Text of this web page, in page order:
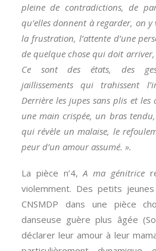
pleine de contradictions, de
qu’elles donnent à regarder, on
la frustration, l’attente d’une
de quelque chose qui doit
Ce sont des états, des
jaillissements qui trahissent
Derrière les jupes sans plis et les
une main crispée, un bras
qui révèle un malaise, le
peur d’un amour assumé. ».
La pièce n’4,A ma génitrice
violemment. Des petits
CNSMDP dans une pièce
danseuse guère plus âgée
déclarer leur amour à leur